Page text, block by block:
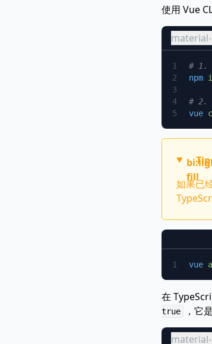
使用 Vue
npm
vue
fill
Tip
如果已
vue
在
true
，它是